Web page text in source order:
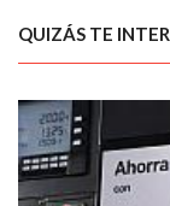
QUIZÁS TE